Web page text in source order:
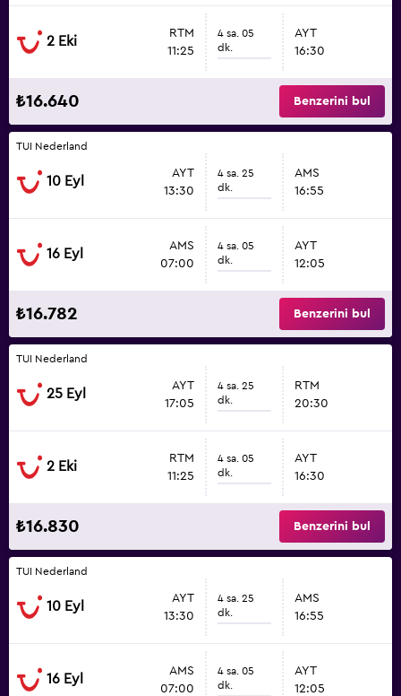
2 Eki
RTM
11:25
4 sa. 05
dk.
AYT
16:30
₺16.640 Benzerini bul
TUI Nederland
10 Eyl
AYT
13:30
4 sa. 25
dk.
AMS
16:55
16 Eyl
AMS
07:00
4 sa. 05
dk.
AYT
12:05
₺16.782 Benzerini bul
TUI Nederland
25 Eyl
AYT
17:05
4 sa. 25
dk.
RTM
20:30
2 Eki
RTM
11:25
4 sa. 05
dk.
AYT
16:30
₺16.830 Benzerini bul
TUI Nederland
10 Eyl
AYT
13:30
4 sa. 25
dk.
AMS
16:55
16 Eyl
AMS
07:00
4 sa. 05
dk.
AYT
12:05